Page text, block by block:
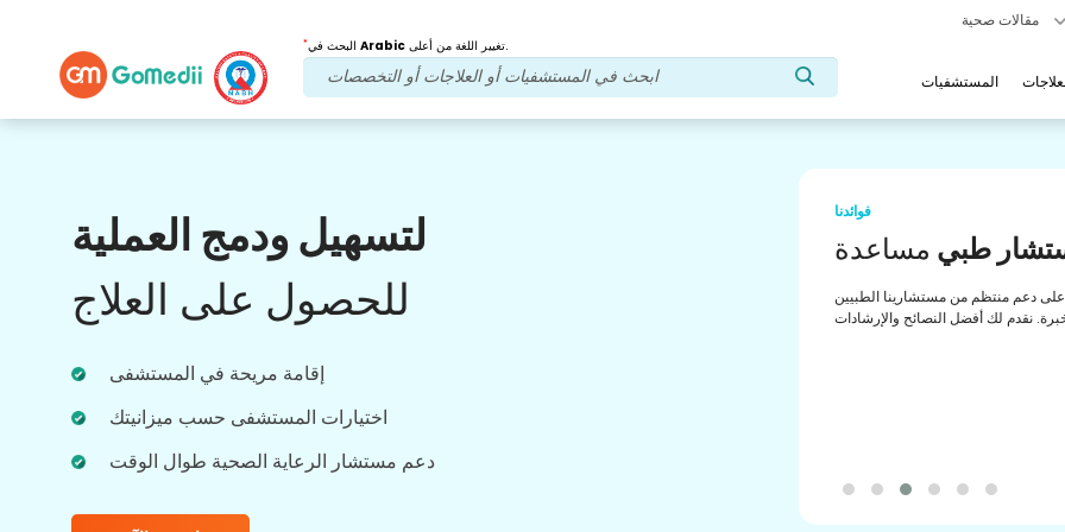
* Arabic تغيير اللغة من أعلى.
المستشفيات
لتسهيل ودمج العملية
للحصول على العلاج
إقامة مريحة في المستشفى
اختيارات المستشفى حسب ميزانيتك
دعم مستشار الرعاية الصحية طوال الوقت
بعد العلاجمتابعة الرعاية
احصل على دعم طبي ودعم للمرضى على مدار
الساعة طوال أيام الأسبوع مع فريقنا الذي يعالج
فوائدنا
طبي مساعدة
دعم منتظم من مستشارينا الطبيين